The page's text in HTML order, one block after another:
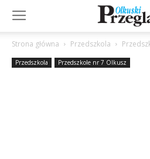
Strona główna Przedszkola
Przedszkola Przedszkole nr 7 Olkusz